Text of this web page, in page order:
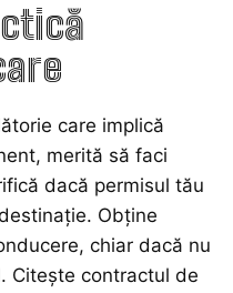
care implică
merită să faci
dacă permisul tău
Obține
chiar dacă nu
Citește contractul de